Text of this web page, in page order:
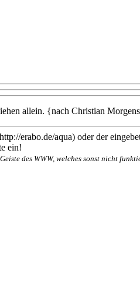
allein. {nach Christian
erabo.de/aqua) oder der
ein!
des WWW, welches sonst nicht